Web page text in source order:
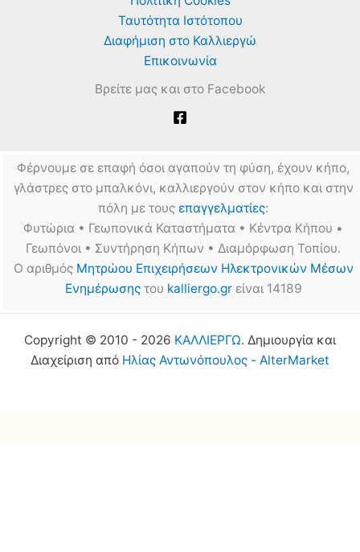
Ταυτότητα Ιστότοπου
Διαφήμιση στο Καλλιεργώ
Επικοινωνία
Βρείτε μας και στο Facebook
Φέρνουμε σε επαφή όσοι αγαπούν τη φύση, έχουν κήπο,
γλάστρες στο μπαλκόνι, καλλιεργούν στον κήπο και στην
πόλη με τους επαγγελματίες:
Φυτώρια • Γεωπονικά Καταστήματα • Κέντρα Κήπου •
Γεωπόνοι • Συντήρηση Κήπων • Διαμόρφωση Τοπίου.
Ο αριθμός Μητρώου Επιχειρήσεων Ηλεκτρονικών Μέσων
Ενημέρωσηςτου kalliergo.grείναι 14189
Copyright © 2010 - 2026 ΚΑΛΛΙΕΡΓΩ. Δημιουργία και
Διαχείριση από Ηλίας Αντωνόπουλος - AlterMarket